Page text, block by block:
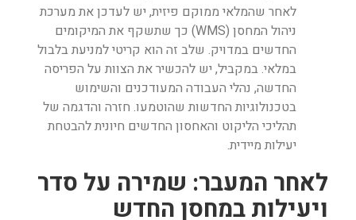
לאחר שהמלאי ממוקם פיזית, יש לעדכן את מערכת
ניהול המחסן (WMS) כך שתשקף את המיקומים
החדשים במדויק. שלב זה הוא קריטי למניעת בלבול
במלאי. במקביל, יש להכשיר את הצוות על הפריסה
החדשה, נהלי העבודה המעודכנים והשימוש
בטכנולוגיות החדשות שהוטמעו. חזרה והדגמה של
תהליכי הליקוט והאחסון החדשים חיונית להבטחת
יעילות מיידית.
לאחר המעבר: שמירה על סדר
ויעילות במחסן החדש